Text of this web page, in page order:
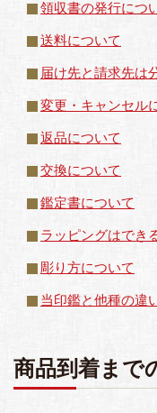
領収書の発行につ
送料について
届け先と請求先は
変更・キャンセル
返品について
交換について
鑑定書について
ラッピングはでき
彫り方について
当印鑑と他種の違
商品到着まで